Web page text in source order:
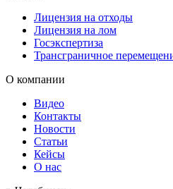
Лицензия на отходы
Лицензия на лом
Госэкспертиза
Трансграничное
О компании
Видео
Контакты
Новости
Статьи
Кейсы
О нас